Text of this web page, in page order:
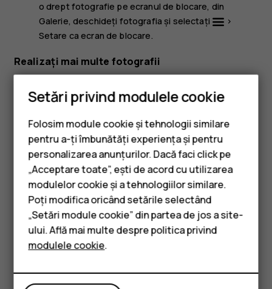
Smartphone-uri
Telefoane clasice
Accesorii
Tablete
o drept fotografie pe ecranul de blocare, din
Galerie, deschideți fotografia și selectați
>
Setare ca ecran de blocare.
Realizați mai multe fotografii
modul de fotografiere continuă.
În camera foto, selectați
>Fotografiere continuă
Selectați câte fotografii doriți să realizeze camera
foto.
Reveniți la vizor și selectați
. Camera face mai
multe fotografii la intervale scurte.
Pentru a realiza în continuare fotografiile una câte una,
selectați
>Fotografiere continuă>1.
Editați o fotografie realizată
Puteți edita fotografiile realizate înGalerie.
Setări privind modulele cookie
Folosim module cookie și tehnologii similare
pentru a-ți îmbunătăți experiența și pentru
personalizarea anunțurilor. Dacă faci click pe
„Acceptare toate”, ești de acord cu utilizarea
modulelor cookie și a tehnologiilor similare.
Poți modifica oricând setările selectând
„Setări module cookie” din partea de jos a site-
ului. Află mai multe despre politica privind
modulele cookie.